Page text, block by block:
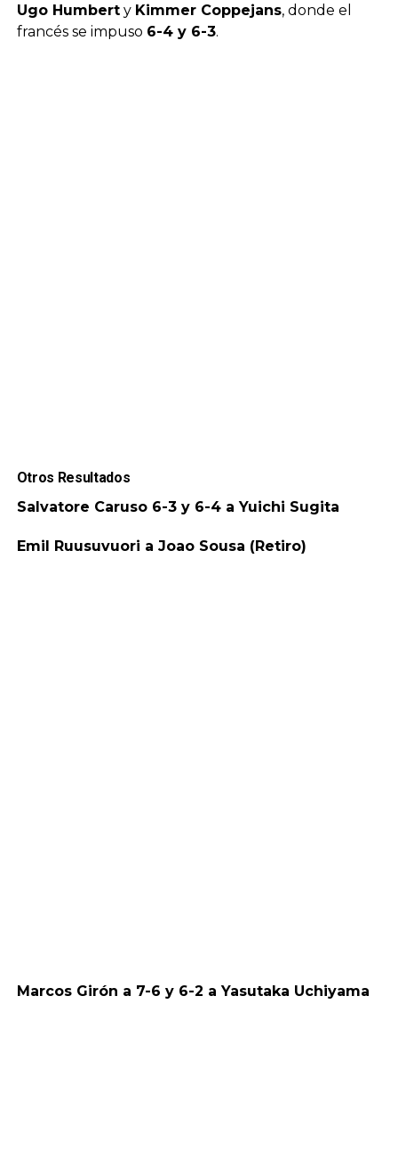
Ugo Humberty Kimmer Coppejans, donde el
francés se impuso 6-4 y 6-3.
Otros Resultados
Salvatore Caruso 6-3 y 6-4 a Yuichi Sugita
Emil Ruusuvuori a Joao Sousa (Retiro)
Marcos Girón a 7-6 y 6-2 a Yasutaka Uchiyama